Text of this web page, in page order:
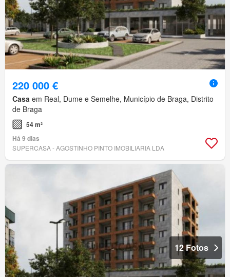
220 000 €
Casa em Real, Dume e Semelhe, Município de Braga, Distrito
de Braga
54 m²
Há 9 dias
SUPERCASA - AGOSTINHO PINTO IMOBILIARIA LDA
12 Fotos